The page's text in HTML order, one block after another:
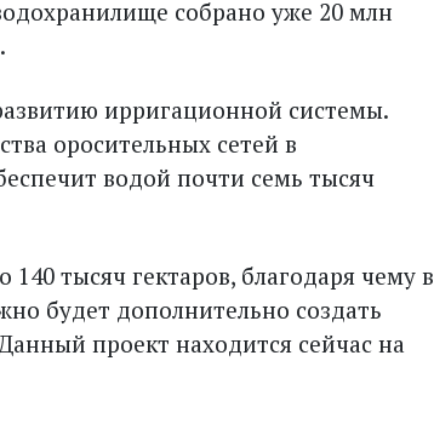
собрано уже 20 млн
ирригационной системы.
оросительных сетей в
водой почти семь тысяч
тысяч гектаров, благодаря чему в
будет дополнительно создать
проект находится сейчас на